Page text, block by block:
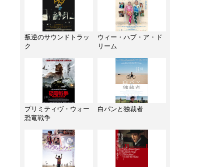
叛逆のサウンドトラッ
ク
ウィー・ハブ・ア・ド
リーム
プリミティヴ・ウォー
恐竜戦争
白パンと独裁者